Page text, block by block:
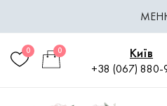
Київ
+38 (067) 880-
0 0